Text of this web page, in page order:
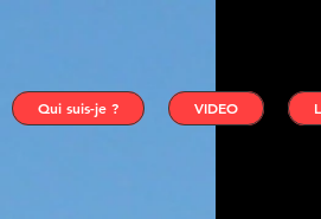
Qui suis-je ? VIDEO